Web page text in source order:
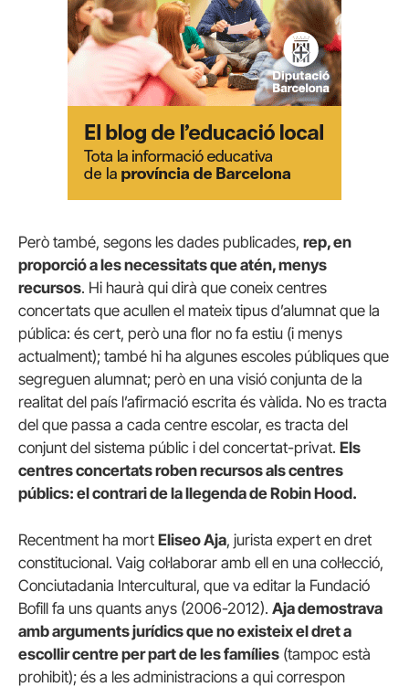
Però també, segons les dades publicades, rep, en
proporció a les necessitats que atén, menys
recursos. Hi haurà qui dirà que coneix centres
concertats que acullen el mateix tipus d’alumnat que la
pública: és cert, però una flor no fa estiu (i menys
actualment); també hi ha algunes escoles públiques que
segreguen alumnat; però en una visió conjunta de la
realitat del país l’afirmació escrita és vàlida. No es tracta
del que passa a cada centre escolar, es tracta del
conjunt del sistema públic i del concertat-privat. Els
centres concertats roben recursos als centres
públics: el contrari de la llegenda de Robin Hood.
Recentment ha mort Eliseo Aja, jurista expert en dret
constitucional. Vaig col·laborar amb ell en una col·lecció,
Conciutadania Intercultural, que va editar la Fundació
Bofill fa uns quants anys (2006-2012). Aja demostrava
amb arguments jurídics que no existeix el dret a
escollir centre per part de les famílies (tampoc està
prohibit); és a les administracions a qui correspon